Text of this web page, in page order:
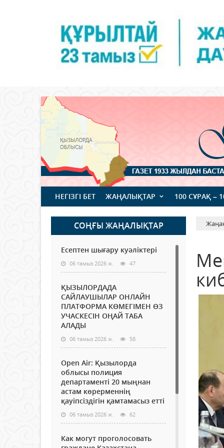
НЕГІЗГІ БЕТ ЖАҢАЛЫҚТАР 100 СҰРАҚ –
СОҢҒЫ ЖАҢАЛЫҚТАР
Есептен шығару куәліктері
06 тамыз 2026 ж. 47
ҚЫЗЫЛОРДАДА
САЙЛАУШЫЛАР ОНЛАЙН
ПЛАТФОРМА КӨМЕГІМЕН ӨЗ
УЧАСКЕСІН ОҢАЙ ТАБА
АЛАДЫ
06 тамыз 2026 ж. 58
Open Air: Қызылорда
облысы полиция
департаменті 20 мыңнан
астам көрерменнің
қауіпсіздігін қамтамасыз етті
06 тамыз 2026 ж. 62
Как могут проголосовать